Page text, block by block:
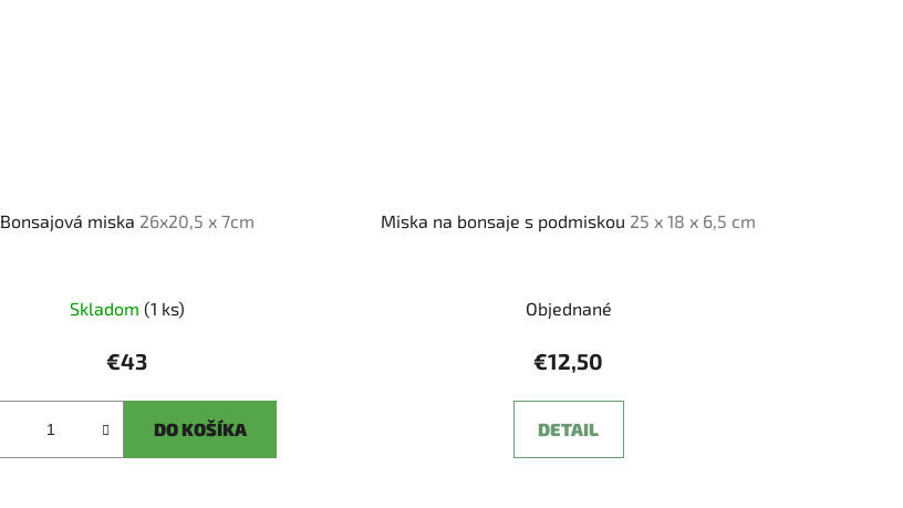
Bonsajová miska 26x20,5 x 7cm
Skladom (1 ks)
€43
DO KOŠÍKA
Miska na bonsaje s podmiskou 25 x 18 x 6,5 cm
Objednané
€12,50
DETAIL